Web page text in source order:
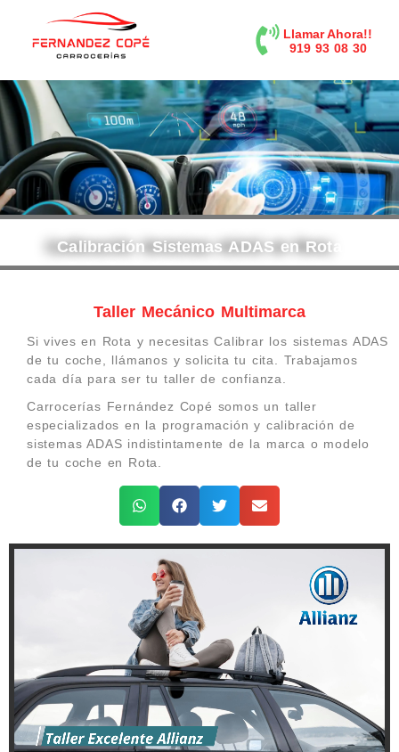
Llamar Ahora!!
919 93 08 30
Calibración Sistemas ADAS en Rota
Taller Mecánico Multimarca
Si vives en Rota y necesitas Calibrar los sistemas ADAS
de tu coche, llámanos y solicita tu cita. Trabajamos
cada día para ser tu taller de confianza.
Carrocerías Fernández Copé somos un taller
especializados en la programación y calibración de
sistemas ADAS indistintamente de la marca o modelo
de tu coche en Rota.